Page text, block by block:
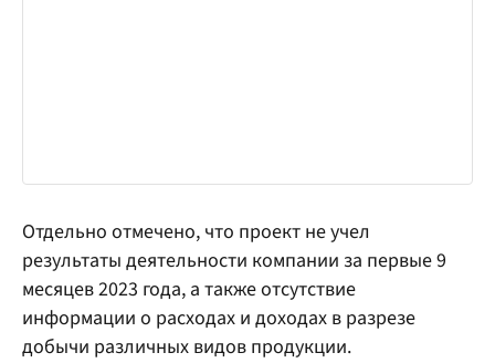
Отдельно отмечено, что проект не учел
результаты деятельности компании за первые 9
месяцев 2023 года, а также отсутствие
информации о расходах и доходах в разрезе
добычи различных видов продукции.